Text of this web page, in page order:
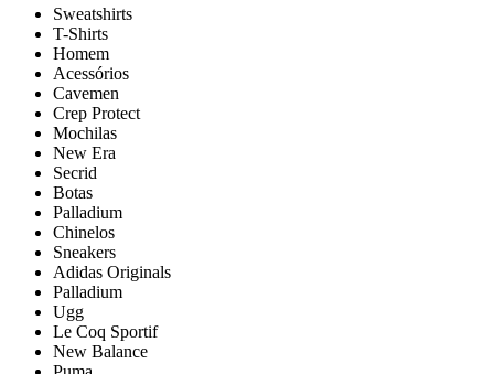
Sweatshirts
T-Shirts
Homem
Acessórios
Cavemen
Crep Protect
Mochilas
New Era
Secrid
Botas
Palladium
Chinelos
Sneakers
Adidas Originals
Palladium
Ugg
Le Coq Sportif
New Balance